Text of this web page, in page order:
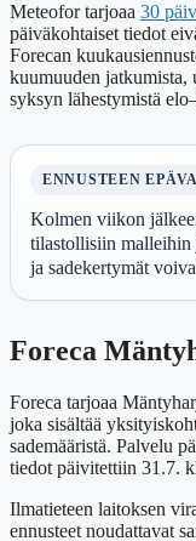
Meteofor tarjoaa 30
päiväkohtaiset tiedot
Forecan
kuumuuden jatkumista,
syksyn lähestymistä
ENNUSTEEN
Kolmen viikon
tilastollisiin
ja sadekertymät
Foreca
Foreca tarjoaa
joka sisältää
sademääristä. Palvelu
tiedot päivitettiin 31.7.
Ilmatieteen laitoksen
ennusteet noudattavat